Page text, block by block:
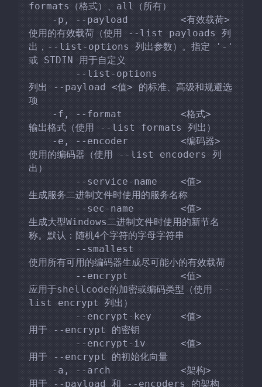
formats（格式）、all（所有）
    -p, --payload         <有效载荷>
使用的有效载荷（使用 --list payloads 列
出，--list-options 列出参数）。指定 '-'
或 STDIN 用于自定义
        --list-options
列出 --payload <值> 的标准、高级和规避选
项
    -f, --format          <格式>
输出格式（使用 --list formats 列出）
    -e, --encoder         <编码器>
使用的编码器（使用 --list encoders 列
出）
        --service-name    <值>
生成服务二进制文件时使用的服务名称
        --sec-name        <值>
生成大型Windows二进制文件时使用的新节名
称。默认：随机4个字符的字母字符串
        --smallest
使用所有可用的编码器生成尽可能小的有效载荷
        --encrypt         <值>
应用于shellcode的加密或编码类型（使用 --
list encrypt 列出）
        --encrypt-key     <值>
用于 --encrypt 的密钥
        --encrypt-iv      <值>
用于 --encrypt 的初始化向量
    -a, --arch            <架构>
用于 --payload 和 --encoders 的架构